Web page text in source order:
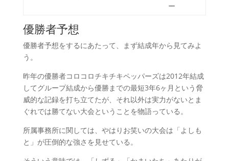
ー
優勝者予想
優勝者予想をするにあたって、まず結成年から見てみよ
う。
昨年の優勝者コロコロチキチキペッパーズは2012年結成
してグループ結成から優勝までの最短3年6ヶ月という脅
威的な記録を打ち立てたが、それ以外は実力がないとま
ぐれでは勝てない大会ということを物語っている。
所属事務所に関しては、やはりお笑いの大会は「よしも
と」が圧倒的な強さを見せている。